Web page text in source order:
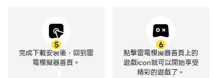
5
完成下載安裝後，回到雷
電模擬器首頁。
6
點擊雷電模擬器首頁上的
遊戲icon就可以開始享受
精彩的遊戲了。